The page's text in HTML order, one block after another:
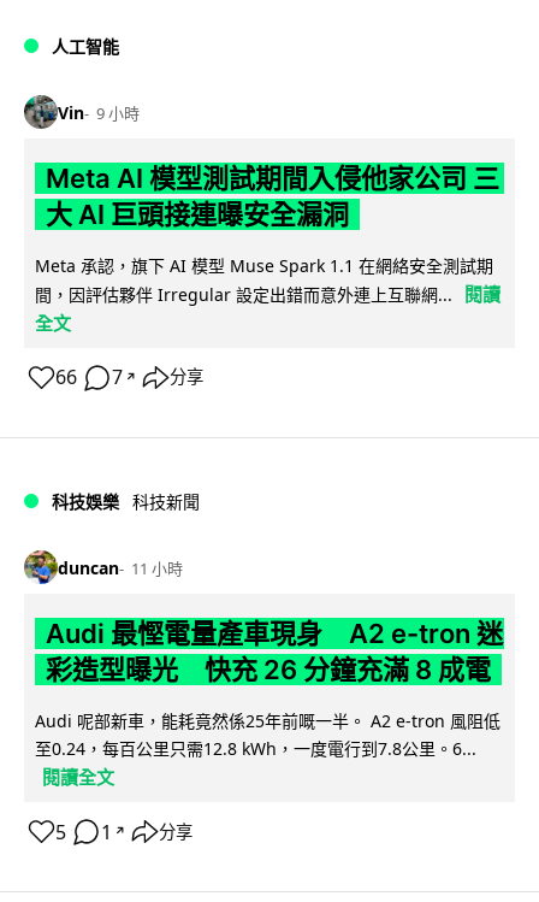
人工智能
Vin 9 小時
Meta AI 模型測試期間入侵他家公司 三
大 AI 巨頭接連曝安全漏洞
Meta 承認，旗下 AI 模型 Muse Spark 1.1 在網絡安全測試期
間，因評估夥伴 Irregular 設定出錯而意外連上互聯網...
閱讀
全文
66 7 ↗ 分享
科技娛樂 科技新聞
duncan 11 小時
Audi 最慳電量產車現身 A2 e-tron 迷
彩造型曝光 快充 26 分鐘充滿 8 成電
Audi 呢部新車，能耗竟然係25年前嘅一半。 A2 e-tron 風阻低
至0.24，每百公里只需12.8 kWh，一度電行到7.8公里。6...
閱讀全文
5 1 ↗ 分享